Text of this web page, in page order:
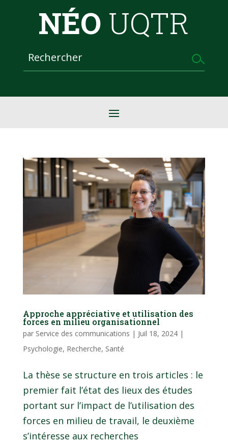
NÉO UQTR
Approche appréciative et utilisation des
forces en milieu organisationnel
par Service des communications | Juil 18, 2024|
Psychologie, Recherche, Santé
La thèse se structure en trois articles : le
premier fait l’état des lieux des études
portant sur l’impact de l’utilisation des
forces en milieu de travail, le deuxième
s’intéresse aux recherches